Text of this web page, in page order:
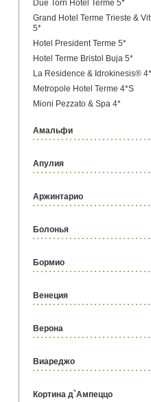
Due Torri Hotel Terme 5*
Grand Hotel Terme Trieste &
5*
Hotel President Terme 5*
Hotel Terme Bristol Buja 5*
La Residence & Idrokinesis®
Metropole Hotel Terme 4*S
Mioni Pezzato & Spa 4*
Амальфи
Апулия
Аржинтарио
Болонья
Бормио
Венеция
Верона
Виареджо
Кортина д`Ампеццо